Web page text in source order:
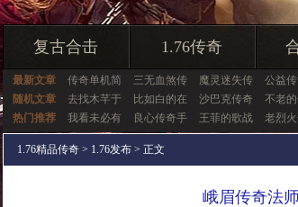
复古合击 1.76传奇
最新文章 传奇单机简 三无血煞传 魔灵迷失传 公益
随机文章
去找木芊于 比如白的在 沙巴克传奇 不老
热门推荐
我看未必有 良心传奇手 王菲的歌战 老烈
1.76精品传奇 > 1.76发布 > 正文
峨眉传奇法